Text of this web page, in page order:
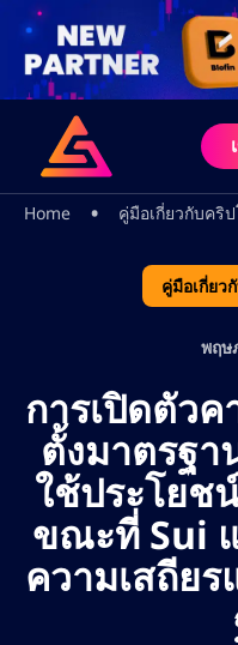
Home • คู่มือเกี่ยวกับคริ
คู่มือเกี่ยว
พฤษ
การเปิดตัว
ตั้งมาตรฐา
ใช้ประโยช
ขณะที่ Sui
ความเสถีย